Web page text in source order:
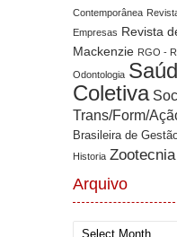
Contemporânea
Empresas Revista
Mackenzie RGO -
Odontologia
Coletiva
Trans/Form/
Brasileira de
Historia Zootecnia
Arquivo
Arquivo